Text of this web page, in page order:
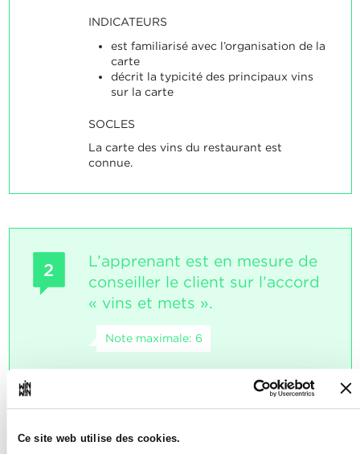
Ce site web utilise des cookies.
INDICATEURS
est familiarisé avec l’organisation de la
carte
décrit la typicité des principaux vins
sur la carte
SOCLES
La carte des vins du restaurant est
connue.
2
L’apprenant est en mesure de
conseiller le client sur l’accord
« vins et mets ».
Note maximale: 6
INDICATEURS
cite les règles de base de l’accord «